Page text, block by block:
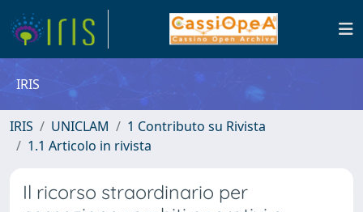
IRIS
IRIS UNICLAM
1 Contributo su Rivista
1.1 Articolo in rivista
Il ricorso straordinario per